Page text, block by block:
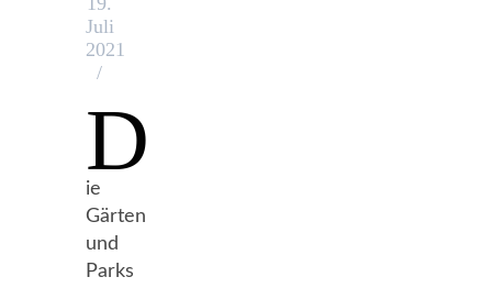
Juli
2021
/
D
ie
Gärten
und
Parks